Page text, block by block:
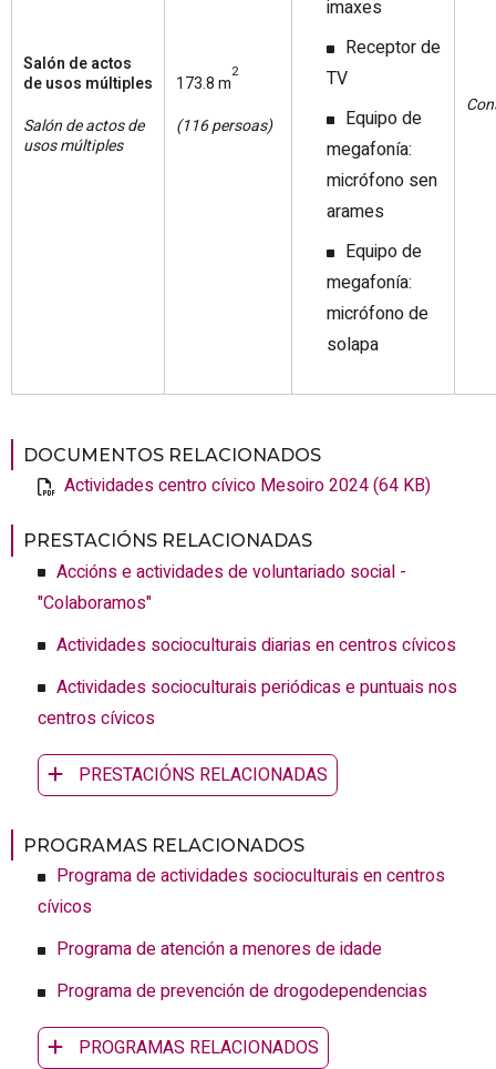
Salón de actos
de usos múltiples
Salón de actos de
usos múltiples
173.8 m2
(116 persoas)
imaxes
Receptor de
TV
Equipo de
megafonía:
micrófono sen
arames
Equipo de
megafonía:
micrófono de
solapa
DOCUMENTOS RELACIONADOS
Actividades centro cívico Mesoiro 2024 (64 KB)
PRESTACIÓNS RELACIONADAS
Accións e actividades de voluntariado social -
"Colaboramos"
Actividades socioculturais diarias en centros cívicos
Actividades socioculturais periódicas e puntuais nos
centros cívicos
PRESTACIÓNS RELACIONADAS
PROGRAMAS RELACIONADOS
Programa de actividades socioculturais en centros
cívicos
Programa de atención a menores de idade
Programa de prevención de drogodependencias
PROGRAMAS RELACIONADOS